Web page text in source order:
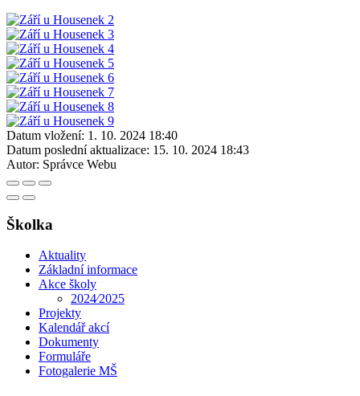
Datum vložení: 1. 10. 2024 18:40
Datum poslední aktualizace: 15. 10. 2024 18:43
Autor: Správce Webu
Školka
Aktuality
Základní informace
Akce školy
2024⁄2025
Projekty
Kalendář akcí
Dokumenty
Formuláře
Fotogalerie MŠ